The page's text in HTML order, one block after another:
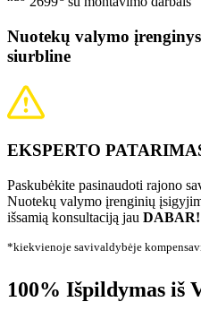
Nuotekų valymo
siurbline
EKSPERTO
Paskubėkite pasinaudoti rajono
Nuotekų valymo įrenginių
išsamią konsultaciją jau DABAR!
*kiekvienoje savivaldybėje
100% Išpildymas iš